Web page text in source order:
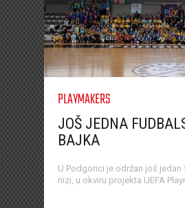
PLAYMAKERS
JOŠ JEDNA
BAJKA
U Podgorici je održan još jedan
nizi, u okviru projekta UEFA